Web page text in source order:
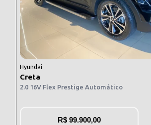
Hyundai
Creta
2.0 16V Flex Prestige Automático
R$ 99.900,00